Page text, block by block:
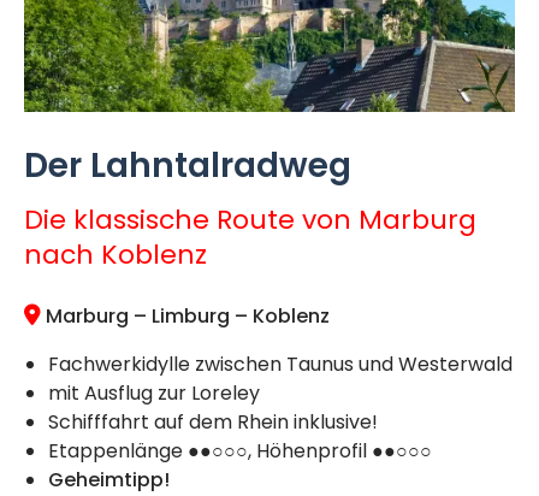
Der Lahntalradweg
Die klassische Route von Marburg
nach Koblenz
Marburg – Limburg – Koblenz
Fachwerkidylle zwischen Taunus und Westerwald
mit Ausflug zur Loreley
Schifffahrt auf dem Rhein inklusive!
Etappenlänge ●●○○○, Höhenprofil ●●○○○
Geheimtipp!